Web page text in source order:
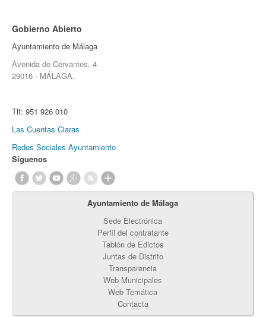
Gobierno Abierto
Ayuntamiento de Málaga
Avenida de Cervantes, 4
29016 - MÁLAGA.
Tlf: 951 926 010
Las Cuentas Claras
Redes Sociales Ayuntamiento
Síguenos
Ayuntamiento de Málaga
Sede Electrónica
Perfil del contratante
Tablón de Edictos
Juntas de Distrito
Transparencia
Web Municipales
Web Temática
Contacta